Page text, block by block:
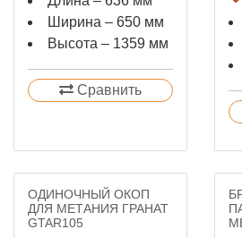
Ширина – 650 мм
Высота – 1359 мм
Сравнить
ОДИНОЧНЫЙ ОКОП
ДЛЯ МЕТАНИЯ ГРАНАТ
GTAR105